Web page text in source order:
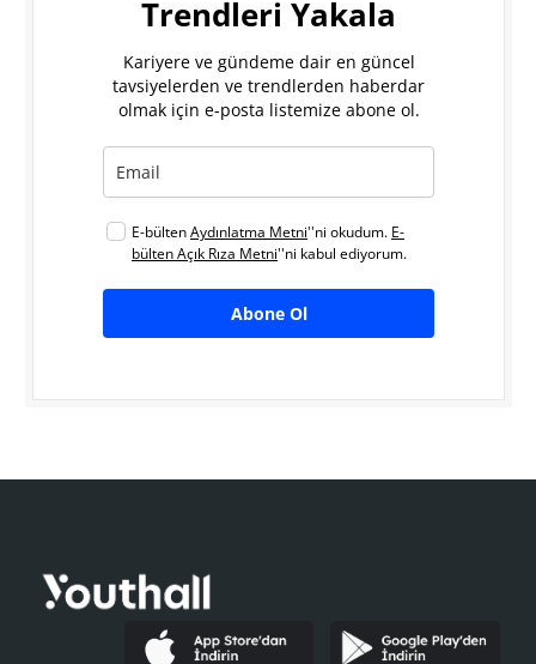
Trendleri Yakala
Kariyere ve gündeme dair en güncel
tavsiyelerden ve trendlerden haberdar
olmak için e-posta listemize abone ol.
E-bültenAydınlatma Metni''ni okudum. E-
bülten Açık Rıza Metni''ni kabul ediyorum.
Abone Ol